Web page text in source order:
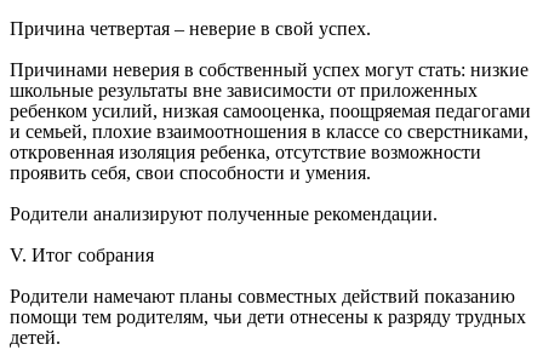
Причина четвертая – неверие в свой успех.
Причинами неверия в собственный успех могут стать: низкие
школьные результаты вне зависимости от приложенных
ребенком усилий, низкая самооценка, поощряемая педагогами
и семьей, плохие взаимоотношения в классе со сверстниками,
откровенная изоляция ребенка, отсутствие возможности
проявить себя, свои способности и умения.
Родители анализируют полученные рекомендации.
V. Итог собрания
Родители намечают планы совместных действий показанию
помощи тем родителям, чьи дети отнесены к разряду трудных
детей.